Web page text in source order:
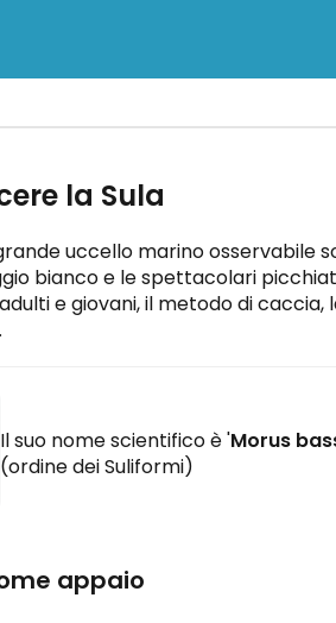
la Sula
uccello marino
bianco e le spettacolari
e giovani, il metodo di caccia,
Il suo nome scientifico è 'Morus
(ordine dei Suliformi)
appaio
guida gratuita "Come
i canti degli uccelli in pochi
minuti al giorno!